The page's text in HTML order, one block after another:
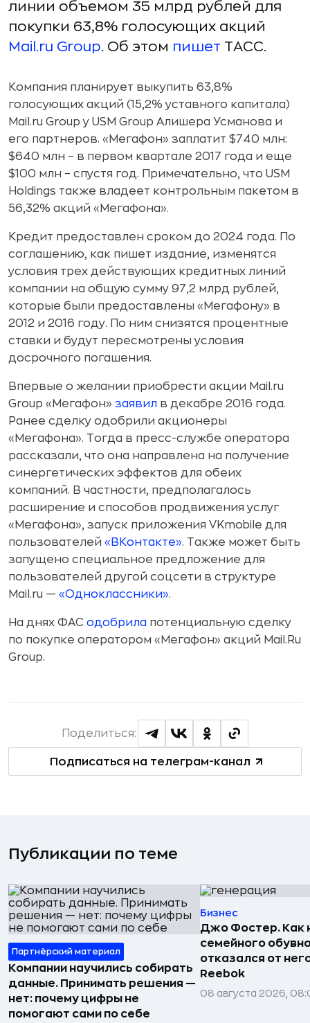
линии объемом 35 млрд рублей для
покупки 63,8% голосующих акций
Mail.ru Group. Об этом пишет ТАСС.
Компания планирует выкупить 63,8%
голосующих акций (15,2% уставного капитала)
Mail.ru Group у USM Group Алишера Усманова и
его партнеров. «Мегафон» заплатит $740 млн:
$640 млн – в первом квартале 2017 года и еще
$100 млн – спустя год. Примечательно, что USM
Holdings также владеет контрольным пакетом в
56,32% акций «Мегафона».
Кредит предоставлен сроком до 2024 года. По
соглашению, как пишет издание, изменятся
условия трех действующих кредитных линий
компании на общую сумму 97,2 млрд рублей,
которые были предоставлены «Мегафону» в
2012 и 2016 году. По ним снизятся процентные
ставки и будут пересмотрены условия
досрочного погашения.
Впервые о желании приобрести акции Mail.ru
Group «Мегафон» заявил в декабре 2016 года.
Ранее сделку одобрили акционеры
«Мегафона». Тогда в пресс-службе оператора
рассказали, что она направлена на получение
синергетических эффектов для обеих
компаний. В частности, предполагалось
расширение и способов продвижения услуг
«Мегафона», запуск приложения VKmobile для
пользователей «ВКонтакте». Также может быть
запущено специальное предложение для
пользователей другой соцсети в структуре
Mail.ru — «Одноклассники».
На днях ФАС одобрила потенциальную сделку
по покупке оператором «Мегафон» акций Mail.Ru
Group.
Подписаться на телеграм-канал
Поделиться:
Публикации по теме
Партнёрский материал
Компании научились собирать
данные. Принимать решения —
нет: почему цифры не
помогают сами по себе
Бизнес
Джо Фостер. Как
семейного
отказался от
Reebok
08 августа 2026,